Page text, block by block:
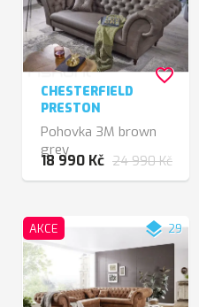
CHESTERFIELD
PRESTON
Pohovka 3M brown
grey
18 990 Kč 24 990 Kč
favorite_border
AKCE layers29